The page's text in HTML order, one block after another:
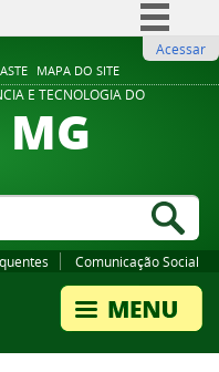
MAPA DO SITE
Comunica BR
Participe
Legislação
Acessar
E TECNOLOGIA DO
MG
Comunicação Social